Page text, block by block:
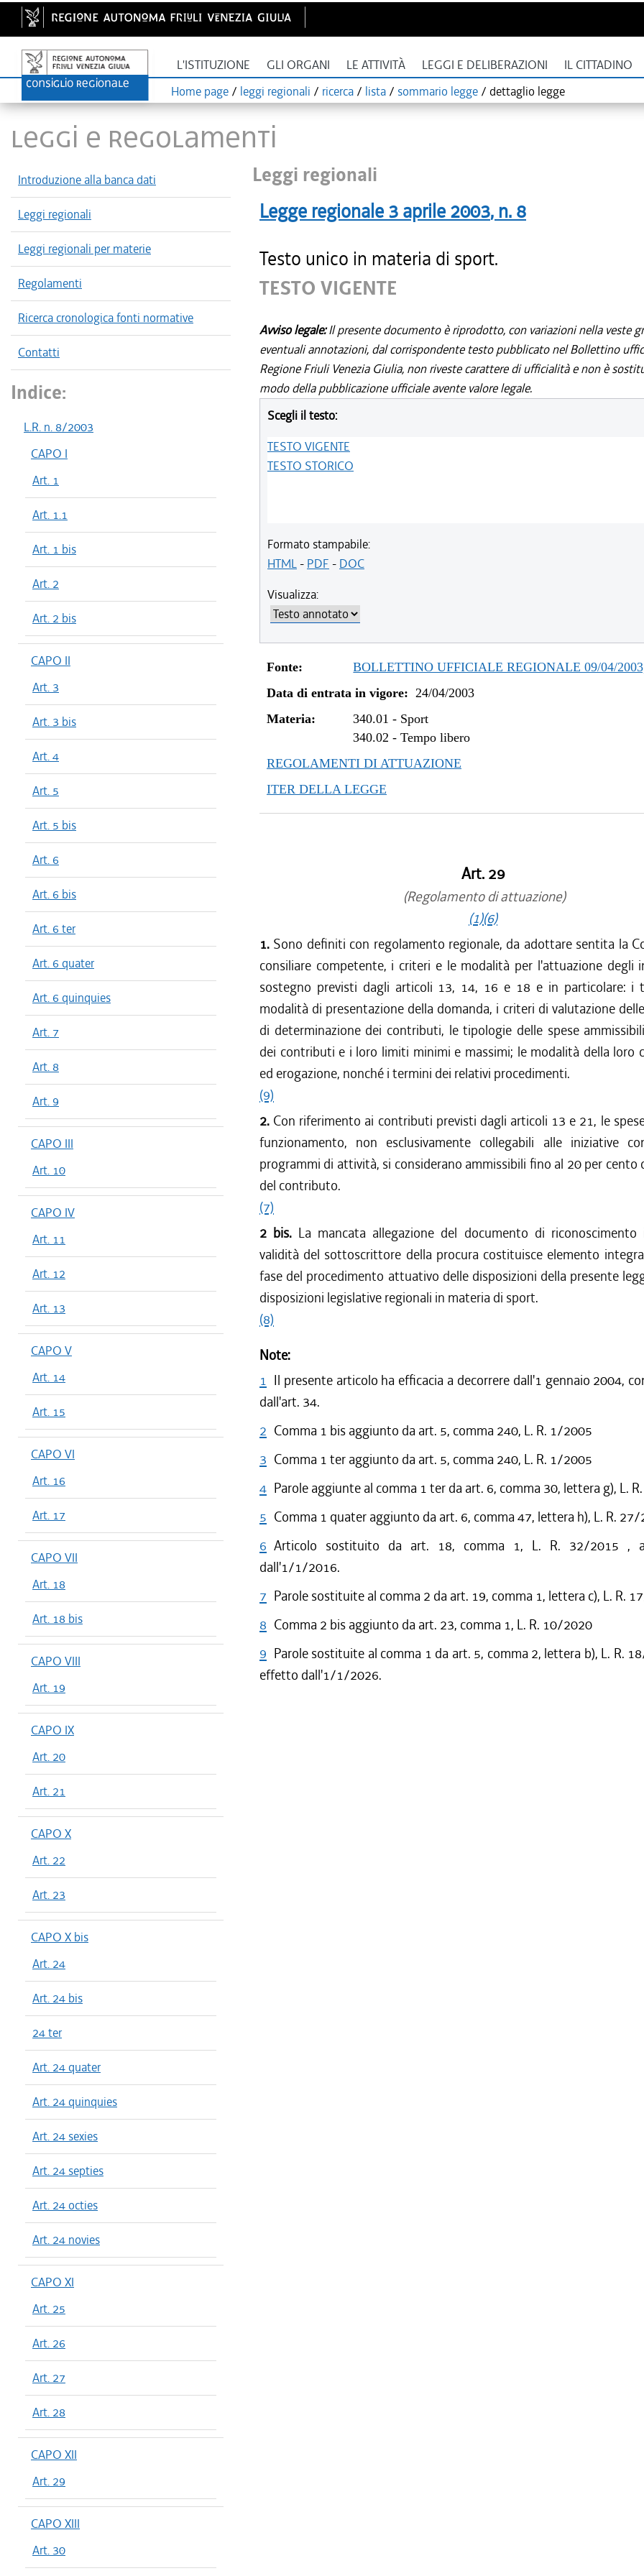
L'ISTITUZIONE GLI ORGANI LE ATTIVITÀ LEGGI E DELIBERAZIONI IL CITTADINO
Home page / leggi regionali / ricerca / lista / sommario legge / dettaglio legge
LEGGI E REGOLAMENTI
Introduzione alla banca dati
Leggi regionali
Leggi regionali per materie
Regolamenti
Ricerca cronologica fonti normative
Contatti
Indice:
L.R. n. 8/2003
CAPO I
Art. 1
Art. 1.1
Art. 1 bis
Art. 2
Art. 2 bis
CAPO II
Art. 3
Art. 3 bis
Art. 4
Art. 5
Art. 5 bis
Art. 6
Art. 6 bis
Art. 6 ter
Art. 6 quater
Art. 6 quinquies
Art. 7
Art. 8
Art. 9
CAPO III
Art. 10
CAPO IV
Art. 11
Art. 12
Art. 13
CAPO V
Art. 14
Art. 15
CAPO VI
Art. 16
Art. 17
CAPO VII
Art. 18
Art. 18 bis
CAPO VIII
Art. 19
CAPO IX
Art. 20
Art. 21
CAPO X
Art. 22
Art. 23
CAPO X bis
Art. 24
Art. 24 bis
24 ter
Art. 24 quater
Art. 24 quinquies
Art. 24 sexies
Art. 24 septies
Art. 24 octies
Art. 24 novies
CAPO XI
Art. 25
Art. 26
Art. 27
Art. 28
CAPO XII
Art. 29
CAPO XIII
Art. 30
Leggi regionali
Legge regionale 3 aprile 2003, n. 8
Testo unico in materia di sport.
TESTO VIGENTE
Avviso legale:Il presente documento è riprodotto, con variazioni nella veste
eventuali annotazioni, dal corrispondente testo pubblicato nel Bollettino
Regione Friuli Venezia Giulia, non riveste carattere di ufficialità e non è
modo della pubblicazione ufficiale avente valore legale.
Scegli il testo:
TESTO VIGENTE
TESTO STORICO
Formato stampabile:
HTML- PDF - DOC
Visualizza:
Fonte:
BOLLETTINO UFFICIALE REGIONALE 09/04/
Data di entrata in vigore: 24/04/2003
Materia:
340.01 - Sport
340.02 -Tempo libero
REGOLAMENTI DI ATTUAZIONE
ITER DELLA LEGGE
Art. 29
(Regolamento di attuazione)
(1)(6)
1. Sono definiti con regolamento regionale, da adottare sentita la
consiliare competente, i criteri e le modalità per l'attuazione degli
sostegno previsti dagli articoli 13, 14, 16 e 18 e in particolare: i
modalità di presentazione della domanda, i criteri di valutazione
di determinazione dei contributi, le tipologie delle spese
dei contributi e i loro limiti minimi e massimi; le modalità della loro
ed erogazione, nonché i termini dei relativi procedimenti.
(9)
2. Con riferimento ai contributi previsti dagli articoli 13 e 21, le
funzionamento, non esclusivamente collegabili alle iniziative
programmi di attività, si considerano ammissibili fino al 20 per cento
del contributo.
(7)
2 bis. La mancata allegazione del documento di
validità del sottoscrittore della procura costituisce elemento
fase del procedimento attuativo delle disposizioni della presente
disposizioni legislative regionali in materia di sport.
(8)
Note:
1 Il presente articolo ha efficacia a decorrere dall'1 gennaio 2004,
dall'art. 34.
2 Comma 1 bis aggiunto da art. 5, comma 240, L. R. 1/2005
3 Comma 1 ter aggiunto da art. 5, comma 240, L. R. 1/2005
4 Parole aggiunte al comma 1 ter da art. 6, comma 30, lettera g), L.
5 Comma 1 quater aggiunto da art. 6, comma 47, lettera h), L. R.
6 Articolo sostituito da art. 18, comma 1, L. R. 32/2015 , a
dall'1/1/2016.
7 Parole sostituite al comma 2 da art. 19, comma 1, lettera c), L. R.
8 Comma 2 bis aggiunto da art. 23, comma 1, L. R. 10/2020
9 Parole sostituite al comma 1 da art. 5, comma 2, lettera b), L. R.
effetto dall'1/1/2026.